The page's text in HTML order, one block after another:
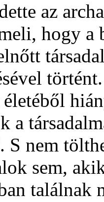
az
hogy a
a
S nem
sem,
találnak